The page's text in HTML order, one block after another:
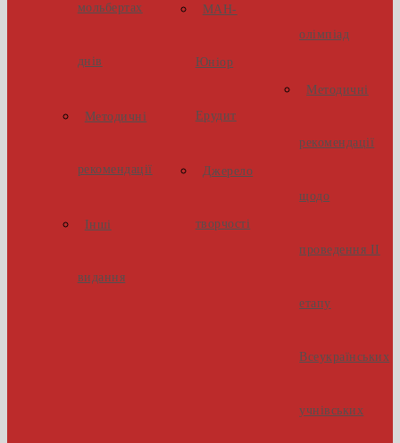
мольбертах
днів
Методичні
рекомендації
Інші
видання
МАН-
Юніор
Ерудит
Джерело
творчості
олімпіад
Методичні
рекомендації
щодо
проведення ІІ
етапу
Всеукраїнських
учнівських